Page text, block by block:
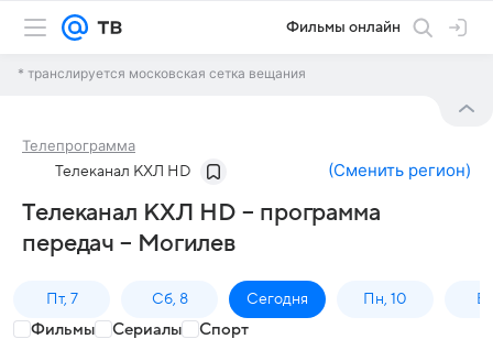
Фильмы онлайн
* транслируется московская сетка вещания
Телепрограмма
Телеканал КХЛ HD (Сменить регион)
Телеканал КХЛ HD – программа
передач – Могилев
Пт, 7 Сб, 8 Сегодня Пн, 10
Фильмы Сериалы Спорт